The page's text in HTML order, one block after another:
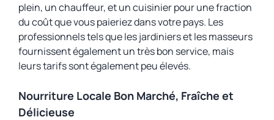
plein, un chauffeur, et un cuisinier pour une fraction
du coût que vous paieriez dans votre pays. Les
professionnels tels que les jardiniers et les masseurs
fournissent également un très bon service, mais
leurs tarifs sont également peu élevés.
Nourriture Locale Bon Marché, Fraîche et
Délicieuse